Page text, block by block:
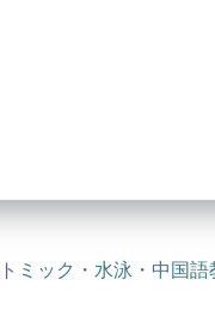
ック・水泳・中国